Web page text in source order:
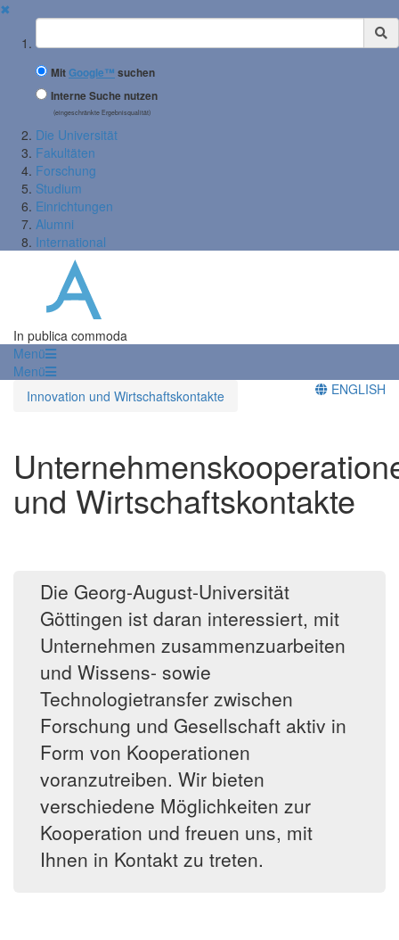
✖
Suchbegriff
MitGoogle™ suchen
Interne Suche nutzen
(eingeschränkte Ergebnisqualität)
Die Universität
Fakultäten
Forschung
Studium
Einrichtungen
Alumni
International
In publica commoda
Menü
Menü
Innovation und Wirtschaftskontakte
ENGLISH
und Wirtschaftskontakte
Die Georg-August-Universität
Göttingen ist daran interessiert, mit
Unternehmen zusammenzuarbeiten
und Wissens- sowie
Technologietransfer zwischen
Forschung und Gesellschaft aktiv in
Form von Kooperationen
voranzutreiben. Wir bieten
verschiedene Möglichkeiten zur
Kooperation und freuen uns, mit
Ihnen in Kontakt zu treten.